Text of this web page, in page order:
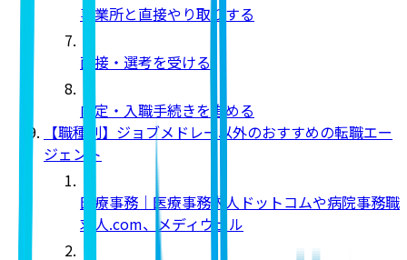
事業所と直接やり取りする
面接・選考を受ける
内定・入職手続きを進める
【職種別】ジョブメドレー以外のおすすめの転職エー
ジェント
医療事務｜医療事務求人ドットコムや病院事務職
求人.com、メディウェル